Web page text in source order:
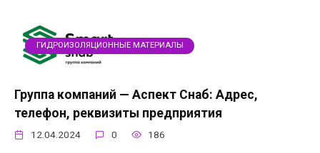
ГИДРОИЗОЛЯЦИОННЫЕ МАТЕРИАЛЫ
Группа компаний — Аспект Снаб: Адрес,
телефон, реквизиты предприятия
12.04.2024 0 186